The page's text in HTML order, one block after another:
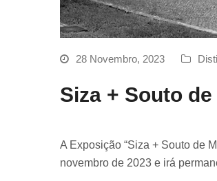
28 Novembro, 2023
Siza + Souto
A Exposição “Siza + Souto de
novembro de 2023 e irá